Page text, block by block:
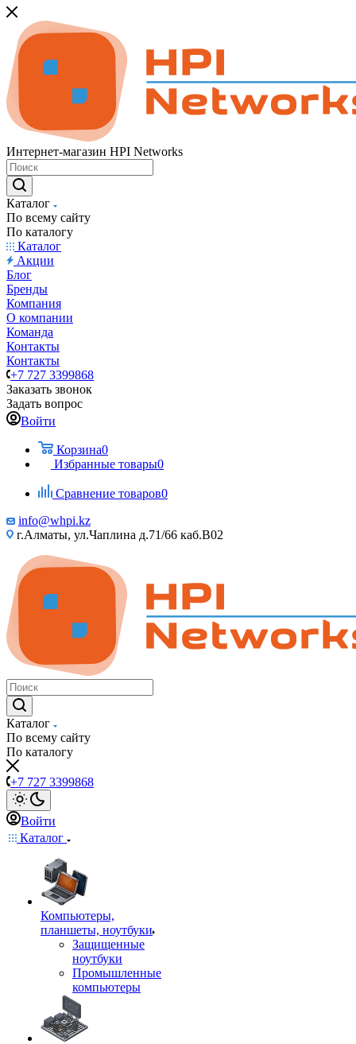
Интернет-магазин HPI Networks
Каталог
По всему сайту
По каталогу
Каталог
Акции
Блог
Бренды
Компания
О компании
Команда
Контакты
Контакты
+7 727 3399868
Заказать звонок
Задать вопрос
Войти
Корзина0
Избранные товары0
Сравнение товаров0
info@whpi.kz
г.Алматы, ул.Чаплина д.71/66 каб.B02
Каталог
По всему сайту
По каталогу
+7 727 3399868
Войти
Каталог
Компьютеры,
планшеты, ноутбуки
Защищенные
ноутбуки
Промышленные
компьютеры